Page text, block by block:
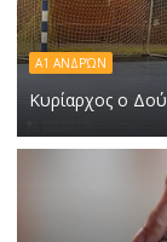
Α1 ΑΝΔΡΏΝ
Κυρίαρχος ο